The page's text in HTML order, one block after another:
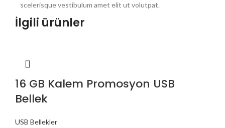
scelerisque vestibulum amet elit ut volutpat.
İlgili ürünler
16 GB Kalem Promosyon USB
Bellek
USB Bellekler